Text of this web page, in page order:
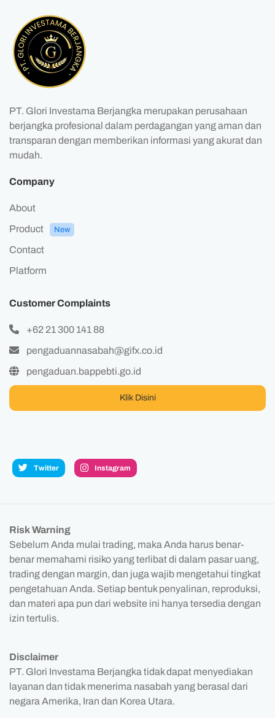
PT. Glori Investama Berjangka merupakan perusahaan
berjangka profesional dalam perdagangan yang aman dan
transparan dengan memberikan informasi yang akurat dan
mudah.
Company
About
Product
New
Contact
Platform
Customer Complaints
+62 21 300 141 88
pengaduannasabah@gifx.co.id
pengaduan.bappebti.go.id
Klik Disini
Twitter Instagram
Risk Warning
Sebelum Anda mulai trading, maka Anda harus benar-
benar memahami risiko yang terlibat di dalam pasar uang,
trading dengan margin, dan juga wajib mengetahui tingkat
pengetahuan Anda. Setiap bentuk penyalinan, reproduksi,
dan materi apa pun dari website ini hanya tersedia dengan
izin tertulis.
Disclaimer
PT. Glori Investama Berjangka tidak dapat menyediakan
layanan dan tidak menerima nasabah yang berasal dari
negara Amerika, Iran dan Korea Utara.